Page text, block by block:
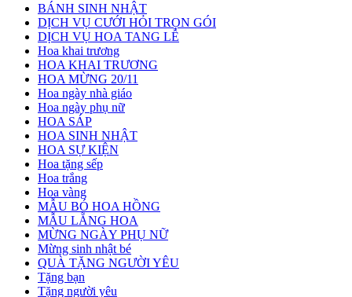
BÁNH SINH NHẬT
DỊCH VỤ CƯỚI HỎI TRỌN GÓI
DỊCH VỤ HOA TANG LỄ
Hoa khai trương
HOA KHAI TRƯƠNG
HOA MỪNG 20/11
Hoa ngày nhà giáo
Hoa ngày phụ nữ
HOA SÁP
HOA SINH NHẬT
HOA SỰ KIỆN
Hoa tặng sếp
Hoa trắng
Hoa vàng
MẪU BÓ HOA HỒNG
MẪU LẴNG HOA
MỪNG NGÀY PHỤ NỮ
Mừng sinh nhật bé
QUÀ TẶNG NGƯỜI YÊU
Tặng bạn
Tặng người yêu